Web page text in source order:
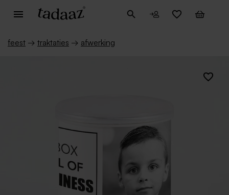
feest → traktaties → afwerking